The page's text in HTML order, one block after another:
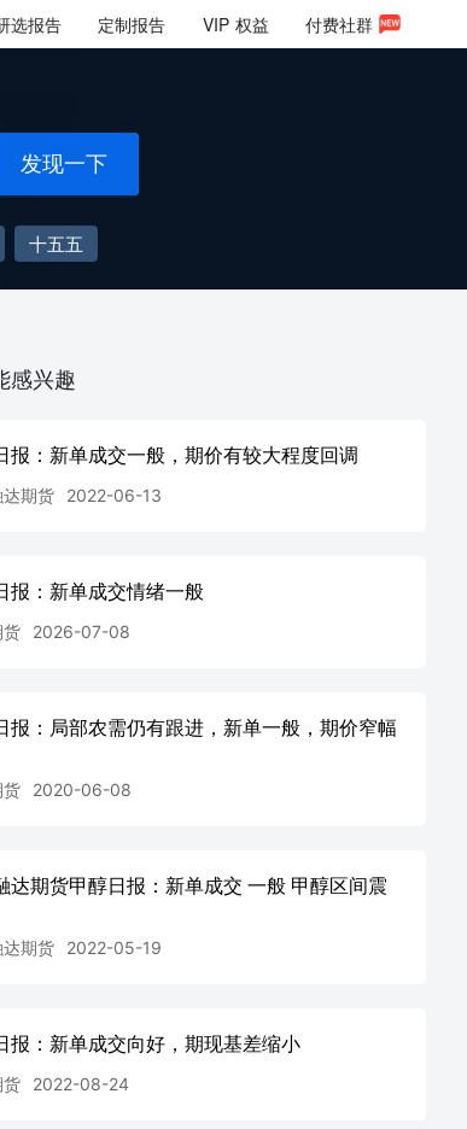
选报告 定制报告 VIP 权益 付费社群
发现一下
十五五
感兴趣
报：新单成交一般，期价有较大程度回调
期货 2022-06-13
报：新单成交情绪一般
货 2026-07-08
报：局部农需仍有跟进，新单一般，期价窄幅
货 2020-06-08
达期货甲醇日报：新单成交 一般 甲醇区间震
期货 2022-05-19
报：新单成交向好，期现基差缩小
货 2022-08-24